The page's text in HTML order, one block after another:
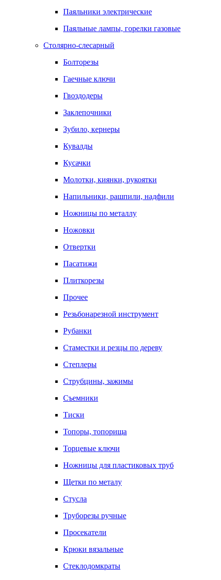
Паяльники электрические
Паяльные лампы, горелки газовые
Столярно-слесарный
Болторезы
Гаечные ключи
Гвоздодеры
Заклепочники
Зубило, кернеры
Кувалды
Кусачки
Молотки, киянки, рукоятки
Напильники, рашпили, надфили
Ножницы по металлу
Ножовки
Отвертки
Пасатижи
Плиткорезы
Прочее
Резьбонарезной инструмент
Рубанки
Стаместки и резцы по дереву
Степлеры
Струбцины, зажимы
Съемники
Тиски
Топоры, топорища
Торцевые ключи
Ножницы для пластиковых труб
Щетки по металу
Стусла
Труборезы ручные
Просекатели
Крюки вязальные
Стеклодомкраты